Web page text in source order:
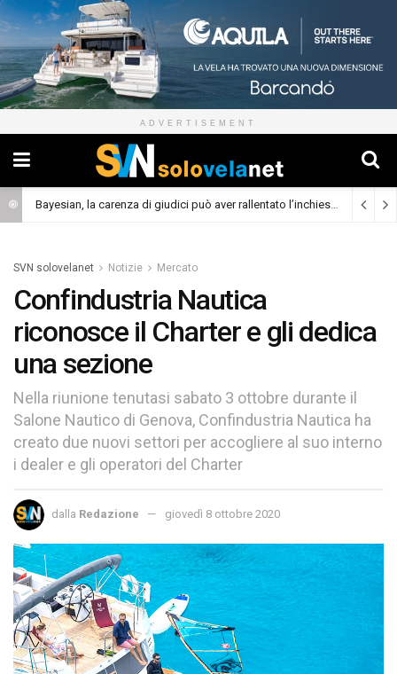
ADVERTISEMENT
Bayesian, la carenza di giudici può aver rallentato l’inchiesta (Cronaca)
SVN solovelanet Notizie Mercato
Confindustria Nautica
riconosce il Charter e gli dedica
una sezione
Nella riunione tenutasi sabato 3 ottobre durante il
Salone Nautico di Genova, Confindustria Nautica ha
creato due nuovi settori per accogliere al suo interno
i dealer e gli operatori del Charter
dalla Redazione giovedì 8 ottobre 2020